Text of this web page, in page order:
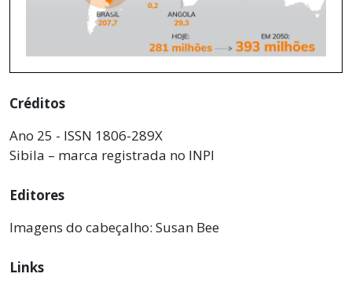
Créditos
Ano 25 - ISSN 1806-289X
Sibila – marca registrada no INPI
Editores
Imagens do cabeçalho: Susan Bee
Links